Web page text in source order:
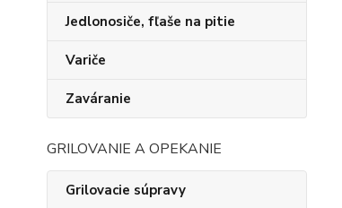
Jedlonosiče, fľaše na pitie
Variče
Zaváranie
GRILOVANIE A OPEKANIE
Grilovacie súpravy